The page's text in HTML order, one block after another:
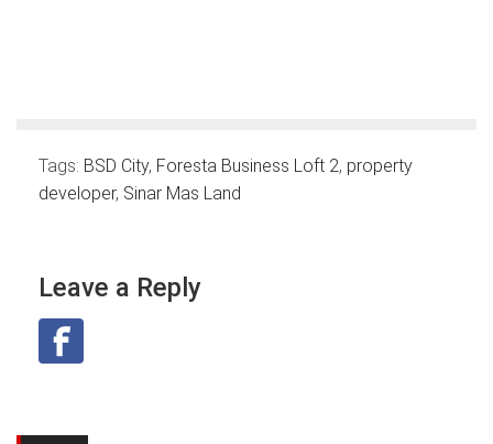
Tags: BSD City, Foresta Business Loft 2, property
developer, Sinar Mas Land
Leave a Reply